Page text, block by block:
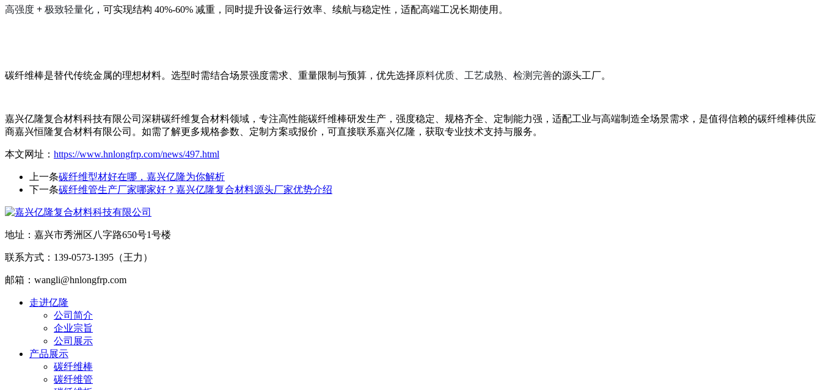
高强度 + 极致轻量化 ，可实现结构 40%-60% 减重，同时提升设备运行效率、续航与稳定性，适配高端工况长期使用。
碳纤维棒是替代传统金属的理想材料。选型时需结合场景强度需求、重量限制与预算，优先选择原料优质、工艺成熟、检测完善的源头工厂。
嘉兴亿隆复合材料科技有限公司深耕碳纤维复合材料领域，专注高性能碳纤维棒研发生产，强度稳定、规格齐全、定制能力强，适配工业与高端制造全场景需求，是值得信赖的碳纤维棒供应
商嘉兴恒隆复合材料有限公司。如需了解更多规格参数、定制方案或报价，可直接联系嘉兴亿隆，获取专业技术支持与服务。
本文网址： https://www.hnlongfrp.com/news/497.html
上一条碳纤维型材好在哪，嘉兴亿隆为你解析
下一条碳纤维管生产厂家哪家好？嘉兴亿隆复合材料源头厂家优势介绍
地址：嘉兴市秀洲区八字路650号1号楼
联系方式：139-0573-1395（王力）
邮箱：wangli@hnlongfrp.com
走进亿隆
公司简介
企业宗旨
公司展示
产品展示
碳纤维棒
碳纤维管